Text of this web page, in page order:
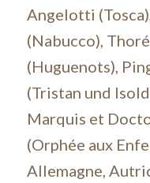
Angelotti
(Nabucco),
(Huguenots),
(Tristan und
Marquis et
(Orphée aux
Allemagne,